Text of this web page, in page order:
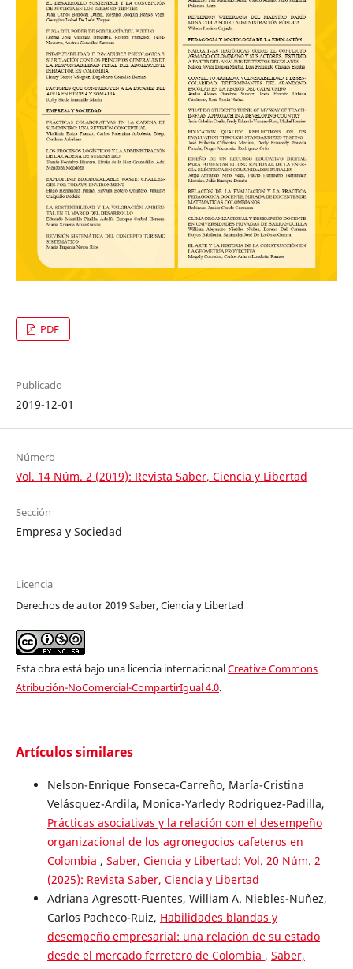
PDF
Publicado
2019-12-01
Número
Vol. 14 Núm. 2 (2019): Revista Saber, Ciencia y Libertad
Sección
Empresa y Sociedad
Licencia
Derechos de autor 2019 Saber, Ciencia y Libertad
Esta obra está bajo una licencia internacionalCreative Commons
Atribución-NoComercial-CompartirIgual 4.0.
Artículos similares
Nelson-Enrique Fonseca-Carreño, María-Cristina
Velásquez-Ardila, Monica-Yarledy Rodriguez-Padilla,
Prácticas asociativas y la relación con el desempeño
organizacional de los agronegocios cafeteros en
Colombia , Saber, Ciencia y Libertad: Vol. 20 Núm. 2
(2025): Revista Saber, Ciencia y Libertad
Adriana Agresott-Fuentes, William A. Niebles-Nuñez,
Carlos Pacheco-Ruiz, Habilidades blandas y
desempeño empresarial: una relación de su estado
desde el mercado ferretero de Colombia , Saber,